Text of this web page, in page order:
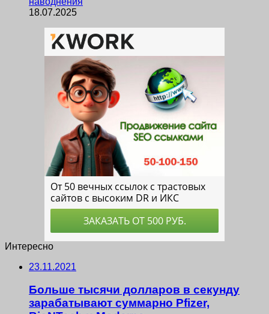
18.07.2025
Интересно
23.11.2021
Больше тысячи долларов в секунду
зарабатывают суммарно Pfizer,